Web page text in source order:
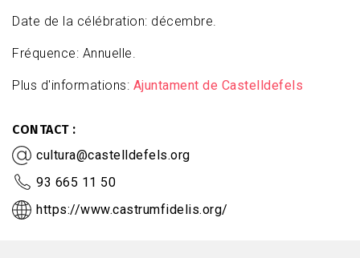
Date de la célébration: décembre.
Fréquence: Annuelle.
Plus d'informations: Ajuntament de Castelldefels
CONTACT
cultura@castelldefels.org
93 665 11 50
https://www.castrumfidelis.org/